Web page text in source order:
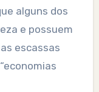
alguns dos
e possuem
escassas